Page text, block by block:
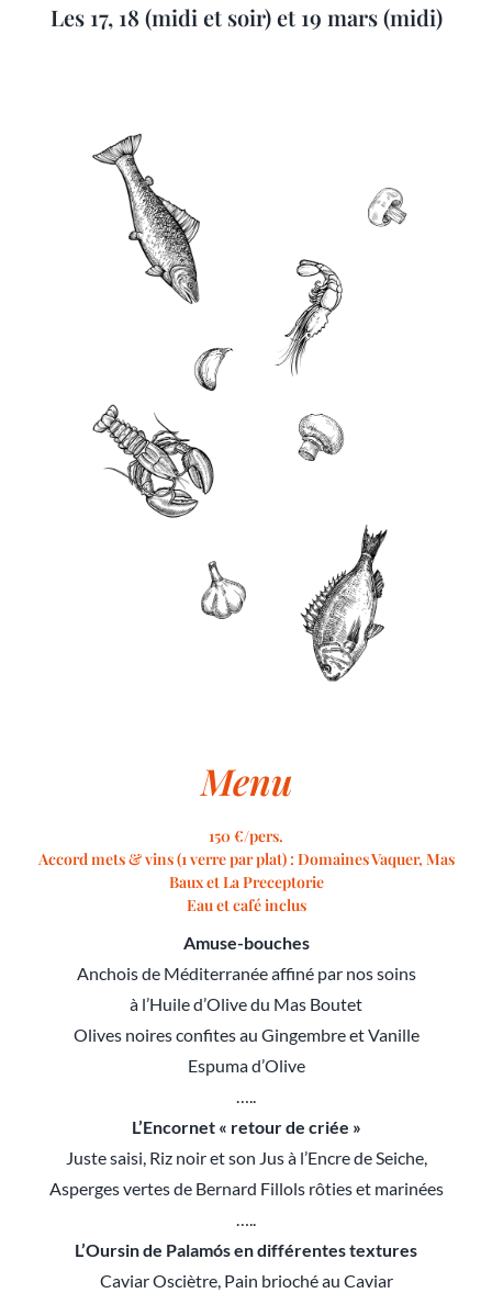
Les 17, 18 (midi et soir) et 19 mars (midi)
Menu
150 €/pers.
Accord mets & vins (1 verre par plat) : Domaines Vaquer, Mas
Baux et La Preceptorie
Eau et café inclus
Amuse-bouches
Anchois de Méditerranée affiné par nos soins
à l’Huile d’Olive du Mas Boutet
Olives noires confites au Gingembre et Vanille
Espuma d’Olive
…..
L’Encornet « retour de criée »
Juste saisi, Riz noir et son Jus à l’Encre de Seiche,
Asperges vertes de Bernard Fillols rôties et marinées
…..
L’Oursin de Palamós en différentes textures
Caviar Osciètre, Pain brioché au Caviar